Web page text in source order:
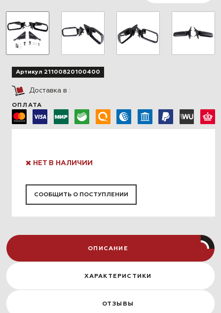
Артикул 21100820100400
Доставка в :
ОПЛАТА
НЕТ В НАЛИЧИИ
СООБЩИТЬ О ПОСТУПЛЕНИИ
ОПИСАНИЕ
ХАРАКТЕРИСТИКИ
ОТЗЫВЫ